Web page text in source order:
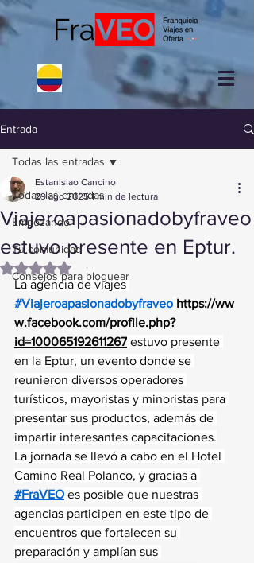
Entrada
Todas las entradas
Empezando
Tu comunidad
Consejos para bloguear
Todas las entradas
Viajeroapasionadobyfraveo
estuvo presente en Eptur.
Estanislao Cancino
29 ago 2025 1 min de lectura
Obtuvo NaN de 5 estrellas.
La agencia de viajes
#Viajeroapasionadobyfraveo https://ww
w.facebook.com/profile.php?
id=100065192611267 estuvo presente
en la Eptur, un evento donde se
reunieron diversos operadores
turísticos, mayoristas y minoristas para
presentar sus productos, además de
impartir interesantes capacitaciones.
La jornada se llevó a cabo en el Hotel
Camino Real Polanco, y gracias a
#FraVEO es posible que nuestras
agencias participen en este tipo de
encuentros que fortalecen su
preparación y amplían sus